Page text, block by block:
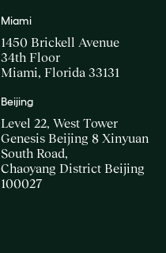
Miami
1450 Brickell Avenue
34th Floor
Miami, Florida 33131
Beijing
Level 22, West Tower
Genesis Beijing 8 Xinyuan
South Road,
Chaoyang District Beijing
100027